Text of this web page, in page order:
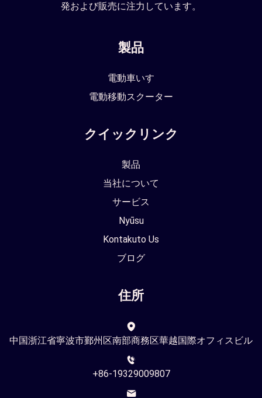
発および販売に注力しています。
製品
電動車いす
電動移動スクーター
クイックリンク
製品
当社について
サービス
Nyūsu
Kontakuto Us
ブログ
住所
中国浙江省寧波市鄞州区南部商務区華越国際オフィスビル
+86-19329009807